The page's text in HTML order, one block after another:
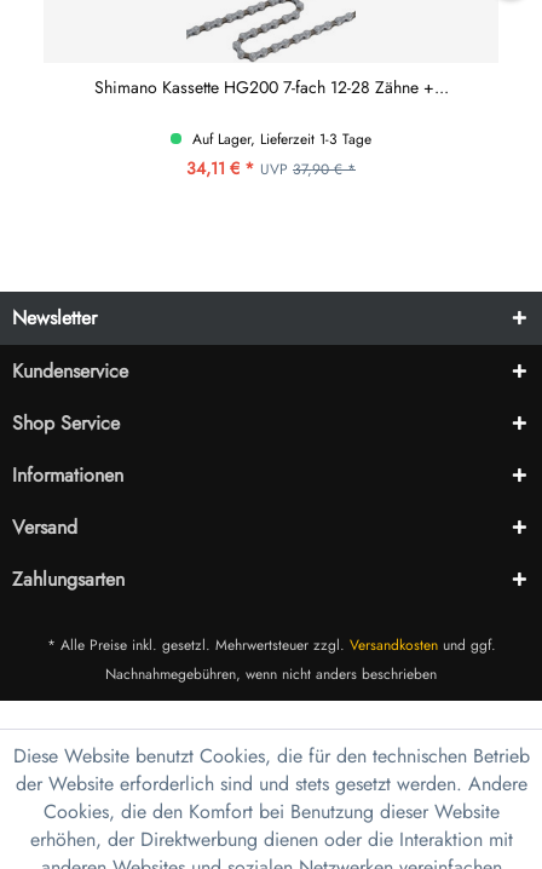
Shimano Kassette HG200 7-fach 12-28 Zähne +...
Auf Lager, Lieferzeit 1-3 Tage
34,11 € * UVP 37,90 € *
Newsletter
Kundenservice
Shop Service
Informationen
Versand
Zahlungsarten
* Alle Preise inkl. gesetzl. Mehrwertsteuer zzgl. Versandkostenund ggf.
Nachnahmegebühren, wenn nicht anders beschrieben
Diese Website benutzt Cookies, die für den technischen Betrieb
der Website erforderlich sind und stets gesetzt werden. Andere
Cookies, die den Komfort bei Benutzung dieser Website
erhöhen, der Direktwerbung dienen oder die Interaktion mit